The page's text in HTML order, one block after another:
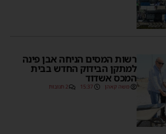
רשות המסים הניחה אבן פינה
למתקן הבידוק החדש בבית
המכס אשדוד
משה קאהן 15:37 2 תגובות